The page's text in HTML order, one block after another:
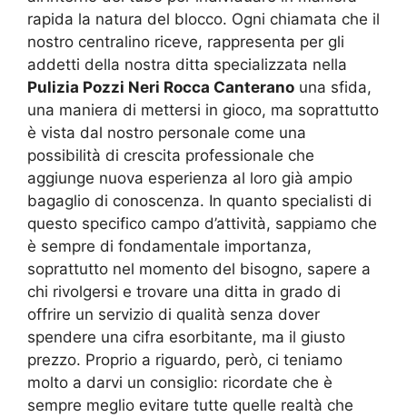
rapida la natura del blocco. Ogni chiamata che il
nostro centralino riceve, rappresenta per gli
addetti della nostra ditta specializzata nella
Pulizia Pozzi Neri Rocca Canterano una sfida,
una maniera di mettersi in gioco, ma soprattutto
è vista dal nostro personale come una
possibilità di crescita professionale che
aggiunge nuova esperienza al loro già ampio
bagaglio di conoscenza. In quanto specialisti di
questo specifico campo d’attività, sappiamo che
è sempre di fondamentale importanza,
soprattutto nel momento del bisogno, sapere a
chi rivolgersi e trovare una ditta in grado di
offrire un servizio di qualità senza dover
spendere una cifra esorbitante, ma il giusto
prezzo. Proprio a riguardo, però, ci teniamo
molto a darvi un consiglio: ricordate che è
sempre meglio evitare tutte quelle realtà che